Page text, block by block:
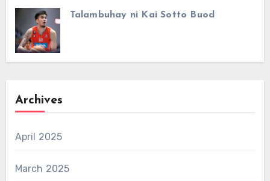
Talambuhay ni Kai Sotto Buod
Archives
April 2025
March 2025